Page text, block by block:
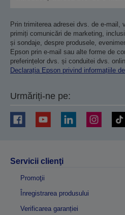
Prin trimiterea adresei dvs. de e-mail,
primiți comunicări de marketing,
și sondaje, despre produsele,
Epson prin e-mail sau alte forme de
preferințelor dvs. și conduitei dvs.
Declarația Epson privind informațiile
Urmăriți-ne pe:
Servicii clienţi
Promoţii
Înregistrarea produsului
Verificarea garanției